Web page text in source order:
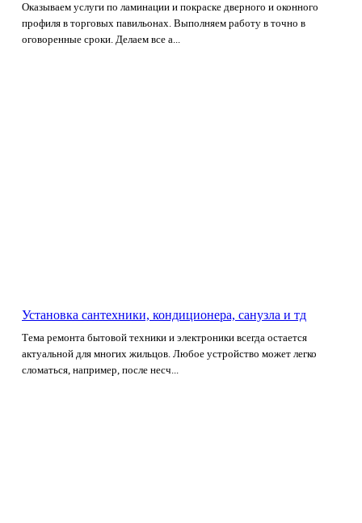
Оказываем услуги по ламинации и покраске дверного и оконного
профиля в торговых павильонах. Выполняем работу в точно в
оговоренные сроки. Делаем все а...
Установка сантехники, кондиционера, санузла и тд
Тема ремонта бытовой техники и электроники всегда остается
актуальной для многих жильцов. Любое устройство может легко
сломаться, например, после несч...